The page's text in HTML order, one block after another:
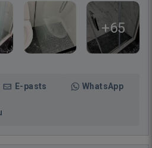
+65
E-pasts WhatsApp